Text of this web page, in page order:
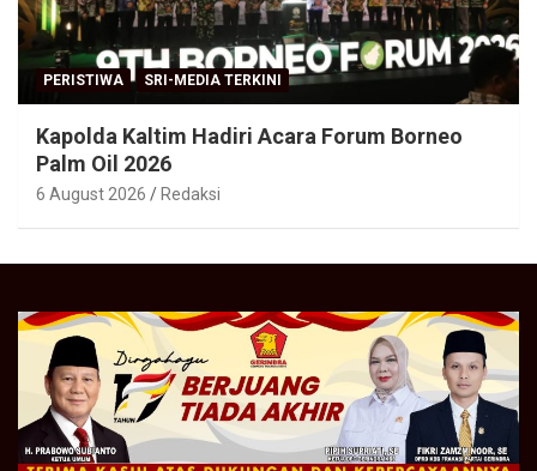
PERISTIWA SRI-MEDIA TERKINI
Kapolda Kaltim Hadiri Acara Forum Borneo
Palm Oil 2026
6 August 2026 Redaksi